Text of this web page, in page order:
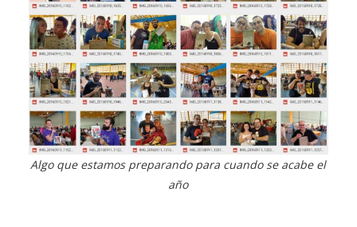
Algo que estamos preparando para cuando se acabe el
año